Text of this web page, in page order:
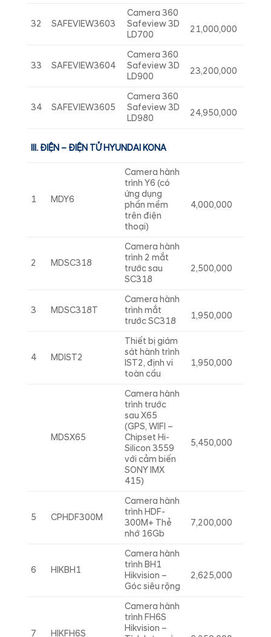
32 SAFEVIEW3603
Camera 360
Safeview 3D
LD700
21,000,000
33 SAFEVIEW3604
Camera 360
Safeview 3D
LD900
23,200,000
34 SAFEVIEW3605
Camera 360
Safeview 3D
LD980
24,950,000
III. ĐIỆN – ĐIỆN TỬ HYUNDAI KONA
1 MDY6
Camera hành
trình Y6 (có
ứng dụng
phần mềm
trên điện
thoại)
4,000,000
2 MDSC318
Camera hành
trình 2 mắt
trước sau
SC318
2,500,000
3 MDSC318T
Camera hành
trình mắt
trước SC318
1,950,000
4 MDIST2
Thiết bị giám
sát hành trình
IST2, định vi
toàn cầu
1,950,000
MDSX65
Camera hành
trình trước
sau X65
(GPS, WIFI –
Chipset Hi-
Silicon 3559
với cảm biến
SONY IMX
415)
5,450,000
5 CPHDF300M
Camera hành
trình HDF-
300M+ Thẻ
nhớ 16Gb
7,200,000
6 HIKBH1
Camera hành
trình BH1
Hikvision –
Góc siêu rộng
2,625,000
7 HIKFH6S
Camera hành
trình FH6S
Hikvision –